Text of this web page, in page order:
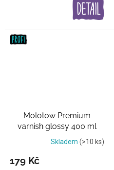
Molotow Premium
varnish glossy 400 ml
Transparentní lak
Skladem (>10 ks)
179 Kč